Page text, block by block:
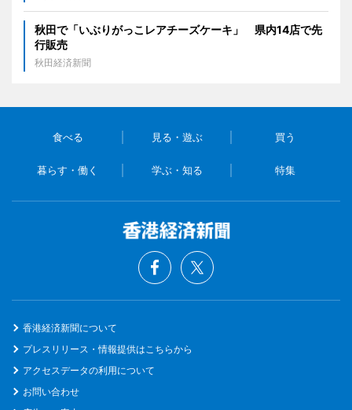
秋田で「いぶりがっこレアチーズケーキ」 県内14店で先
行販売
秋田経済新聞
食べる 見る・遊ぶ 買う
暮らす・働く 学ぶ・知る 特集
香港経済新聞について
プレスリリース・情報提供はこちらから
アクセスデータの利用について
お問い合わせ